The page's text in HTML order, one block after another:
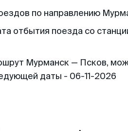
по направлению
отбытия поезда со
Мурманск — Псков,
даты - 06-11-2026